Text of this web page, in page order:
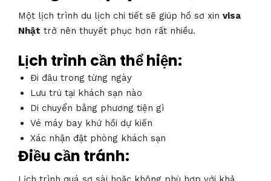
Một lịch trình du lịch chi tiết sẽ giúp hồ sơ xin visa
Nhật trở nên thuyết phục hơn rất nhiều.
Lịch trình cần thể hiện:
Đi đâu trong từng ngày
Lưu trú tại khách sạn nào
Di chuyển bằng phương tiện gì
Vé máy bay khứ hồi dự kiến
Xác nhận đặt phòng khách sạn
Điều cần tránh: